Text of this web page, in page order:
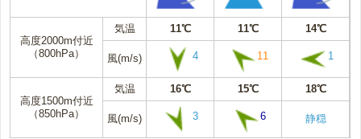
高度2000m付近
（800hPa）
気温 11℃ 11℃ 14℃
風(m/s) 4 11 1
高度1500m付近
（850hPa）
気温 16℃ 15℃ 18℃
風(m/s) 3 6 静穏